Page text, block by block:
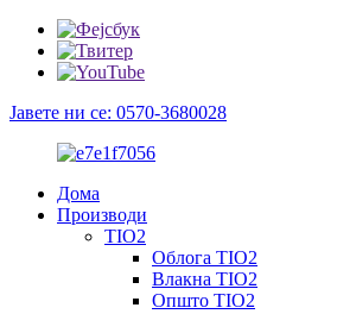
Јавете ни се: 0570-3680028
Дома
Производи
TIO2
Облога TIO2
Влакна TIO2
Општо TIO2